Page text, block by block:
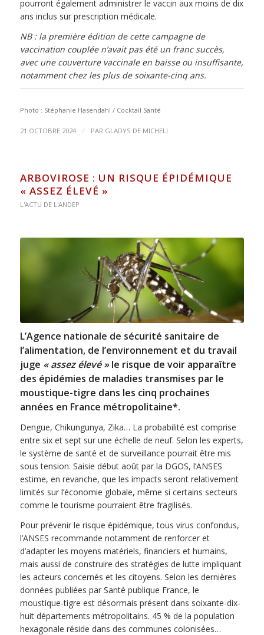
pourront également administrer le vaccin aux moins de dix
ans inclus sur prescription médicale.
NB : la première édition de cette campagne de
vaccination couplée n’avait pas été un franc succès,
avec une couverture vaccinale en baisse ou insuffisante,
notamment chez les plus de soixante-cinq ans.
Photo : Stéphanie Hasendahl / Cocktail Santé
21 OCTOBRE 2024 / PAR GLADYS DE MICHELI
ARBOVIROSE : UN RISQUE ÉPIDÉMIQUE
« ASSEZ ÉLEVÉ »
L'ACTU DE L'ANDEP
L’Agence nationale de sécurité sanitaire de
l’alimentation, de l’environnement et du travail
juge « assez élevé »le risque de voir apparaître
des épidémies de maladies transmises par le
moustique-tigre dans les cinq prochaines
années en France métropolitaine*.
Dengue, Chikungunya, Zika… La probabilité est comprise
entre six et sept sur une échelle de neuf. Selon les experts,
le système de santé et de surveillance pourrait être mis
sous tension. Saisie début août par la DGOS, l’ANSES
estime, en revanche, que les impacts seront relativement
limités sur l’économie globale, même si certains secteurs
comme le tourisme pourraient être fragilisés.
Pour prévenir le risque épidémique, tous virus confondus,
l’ANSES recommande notamment de renforcer et
d’adapter les moyens matériels, financiers et humains,
mais aussi de construire des stratégies de lutte impliquant
les acteurs concernés et les citoyens. Selon les dernières
données publiées par Santé publique France, le
moustique-tigre est désormais présent dans soixante-dix-
huit départements métropolitains. 45 % de la population
hexagonale réside dans des communes colonisées…